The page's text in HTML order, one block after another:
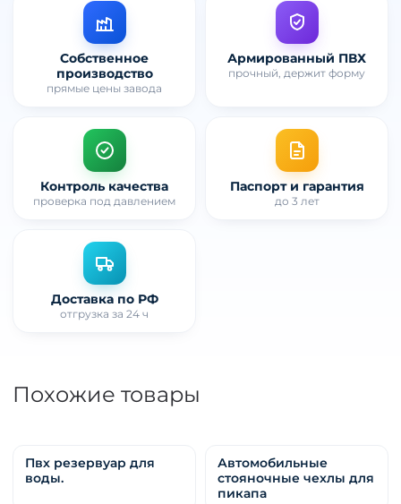
Собственное
производство
прямые цены завода
Армированный ПВХ
прочный, держит форму
Контроль качества
проверка под давлением
Паспорт и гарантия
до 3 лет
Доставка по РФ
отгрузка за 24 ч
Похожие товары
Пвх резервуар для
воды.
Автомобильные
стояночные чехлы для
пикапа